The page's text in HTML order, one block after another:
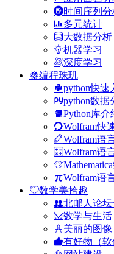
时间序列分
多元统计
大数据分析
机器学习
深度学习
编程珠玑
python快速
python数据
Python库介
Wolfram快
Wolfram语
Wolfram语
Wolfram语
数学美拾趣
北邮人论坛
数学与生活
美丽的图像
有好物（软